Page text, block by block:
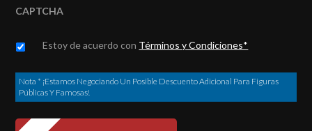
CAPTCHA
Untitled *
Estoy de acuerdo con Términos y Condiciones*
Nota * ¡Estamos Negociando Un Posible Descuento Adicional Para Figuras
Públicas Y Famosas!